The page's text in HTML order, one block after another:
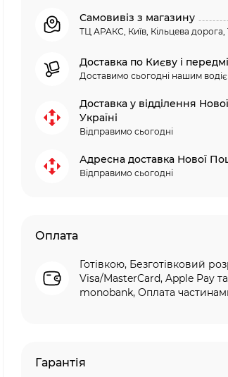
Самовивіз з магазину
ТЦ АРАКС, Київ, Кільцева дорога,
Доставка по Києву і
Доставимо сьогодні нашим
Доставка у відділення
Україні
Відправимо сьогодні
Адресна доставка Нової
Відправимо сьогодні
Оплата
Готівкою, Безготівковий
Visa/MasterCard, Apple Pay
monobank, Оплата
Гарантія